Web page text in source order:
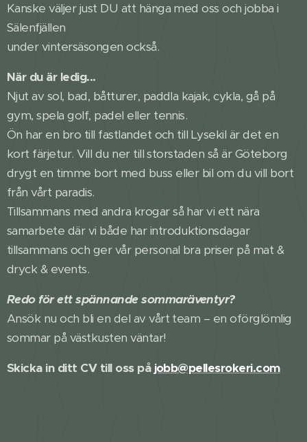
Kanske väljer just DU att hänga med oss och jobba i
Sälenfjällen
under vintersäsongen också.
När du är ledig...
Njut av sol, bad, båtturer, paddla kajak, cykla, gå på
gym, spela golf, padel eller tennis.
Ön har en bro till fastlandet och till Lysekil är det en
kort färjetur. Vill du ner till storstaden så är Göteborg
drygt en timme bort med buss eller bil om du vill bort
från vårt paradis.
Tillsammans med andra krogar så har vi ett nära
samarbete där vi både har introduktionsdagar
tillsammans och ger vår personal bra priser på mat &
dryck & events.
Redo för ett spännande sommaräventyr?
Ansök nu och bli en del av vårt team – en oförglömlig
sommar på västkusten väntar!
Skicka in ditt CV till oss på jobb@pellesrokeri.com